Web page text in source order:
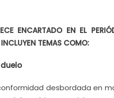
ENCARTADO EN EL
TEMAS COMO:
desbordada en